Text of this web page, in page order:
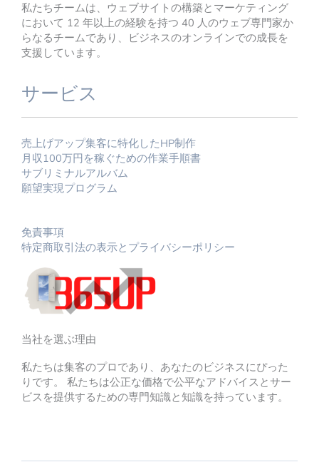
私たちチームは、ウェブサイトの構築とマーケティング
において 12 年以上の経験を持つ 40 人のウェブ専門家か
らなるチームであり、ビジネスのオンラインでの成長を
支援しています。
サービス
売上げアップ集客に特化したHP制作
月収100万円を稼ぐための作業手順書
サブリミナルアルバム
願望実現プログラム
免責事項
特定商取引法の表示とプライバシーポリシー
当社を選ぶ理由
私たちは集客のプロであり、あなたのビジネスにぴった
りです。 私たちは公正な価格で公平なアドバイスとサー
ビスを提供するための専門知識と知識を持っています。